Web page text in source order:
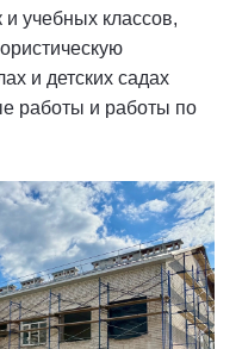
учебных классов,
и детских садах
работы и работы по